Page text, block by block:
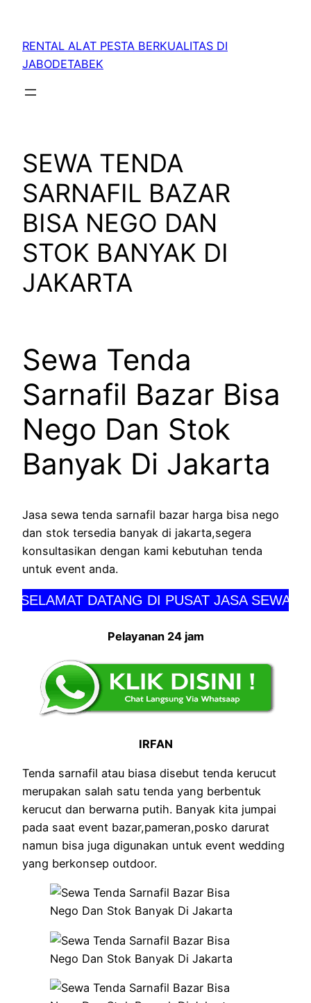
RENTAL ALAT PESTA BERKUALITAS DI
JABODETABEK
SEWA TENDA
SARNAFIL BAZAR
BISA NEGO DAN
STOK BANYAK DI
JAKARTA
Sewa Tenda
Sarnafil Bazar Bisa
Nego Dan Stok
Banyak Di Jakarta
Jasa sewa tenda sarnafil bazar harga bisa nego
dan stok tersedia banyak di jakarta,segera
konsultasikan dengan kami kebutuhan tenda
untuk event anda.
SELAMAT DATANG DI PUSAT JASA SEWA
Pelayanan 24 jam
IRFAN
Tenda sarnafil atau biasa disebut tenda kerucut
merupakan salah satu tenda yang berbentuk
kerucut dan berwarna putih. Banyak kita jumpai
pada saat event bazar,pameran,posko darurat
namun bisa juga digunakan untuk event wedding
yang berkonsep outdoor.